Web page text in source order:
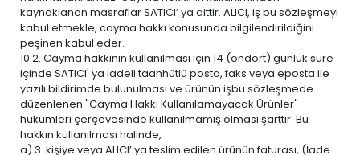
kaynaklanan masraflar SATICI’ ya aittir. ALICI, iş bu sözleşmeyi
kabul etmekle, cayma hakkı konusunda bilgilendirildiğini
peşinen kabul eder.
10.2. Cayma hakkının kullanılması için 14 (ondört) günlük süre
içinde SATICI' ya iadeli taahhütlü posta, faks veya eposta ile
yazılı bildirimde bulunulması ve ürünün işbu sözleşmede
düzenlenen "Cayma Hakkı Kullanılamayacak Ürünler"
hükümleri çerçevesinde kullanılmamış olması şarttır. Bu
hakkın kullanılması halinde,
a) 3. kişiye veya ALICI’ ya teslim edilen ürünün faturası, (İade